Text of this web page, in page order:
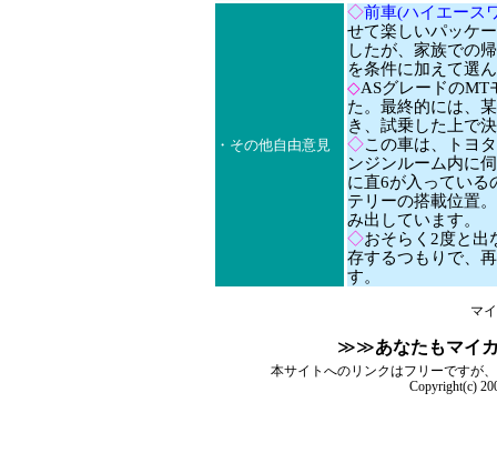
・その他自由意見
◇前車(ハイエース
せて楽しいパッケ
したが、家族での
を条件に加えて選
◇ASグレードのMT
た。最終的には、
き、試乗した上で
◇この車は、トヨ
ンジンルーム内に
に直6が入っている
テリーの搭載位置
み出しています。
◇おそらく2度と出
存するつもりで、
す。
マ
≫≫あなたもマイ
本サイトへのリンクはフリーですが
Copyright(c)